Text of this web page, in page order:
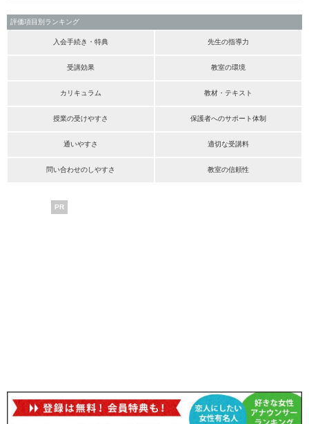
評価項目別ランキング
入会手続き・特典 先生の指導力
受講効果 教室の環境
カリキュラム 教材・テキスト
授業の受けやすさ 保護者へのサポート体制
通いやすさ 適切な受講料
問い合わせのしやすさ 教室の信頼性
PR